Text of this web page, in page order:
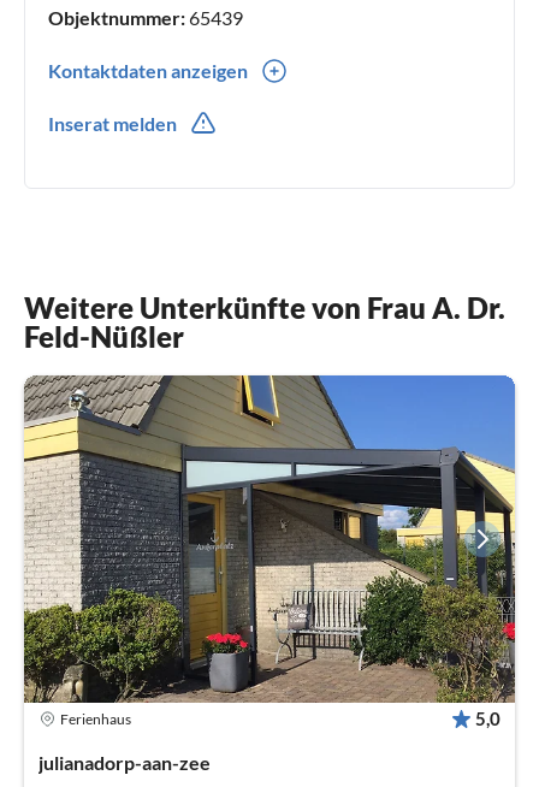
auf dem Darß an der Ostsee verliebt. Wir freuen uns sehr
diese Begeisterung mit uns teilen. Liebe Grüße – Annegret
Objektnummer:65439
Kontaktdaten anzeigen
Inserat melden
Weitere Unterkünfte von Frau A. Dr.
Feld-Nüßler
Ferienhaus 5,0
julianadorp-aan-zee